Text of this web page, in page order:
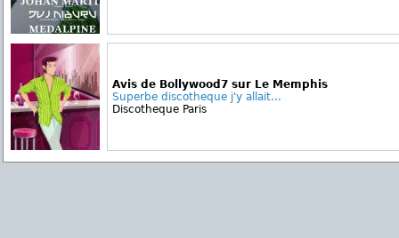
Avis de Bollywood7 sur Le Memphis
Superbe discotheque j'y allait...
Discotheque Paris